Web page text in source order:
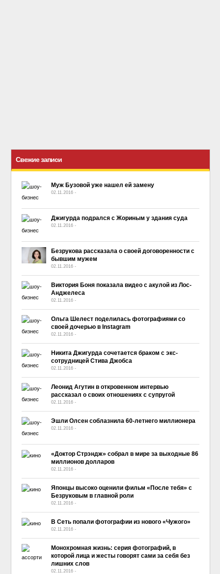
Свежие записи
Муж Бузовой уже нашел ей замену
02.11.2016 -
Джигурда подрался с Жориным у здания суда
02.11.2016 -
Безрукова рассказала о своей договоренности с
бывшим мужем
02.11.2016 -
Виктория Боня показала видео с акулой из Лос-
Анджелеса
02.11.2016 -
Ольга Шелест поделилась фотографиями со
своей дочерью в Instagram
02.11.2016 -
Никита Джигурда сочетается браком с экс-
сотрудницей Стива Джобса
02.11.2016 -
Леонид Агутин в откровенном интервью
рассказал о своих отношениях с супругой
02.11.2016 -
Эшли Олсен соблазнила 60-летнего миллионера
02.11.2016 -
«Доктор Стрэндж» собрал в мире за выходные 86
миллионов долларов
02.11.2016 -
Японцы высоко оценили фильм «После тебя» с
Безруковым в главной роли
02.11.2016 -
В Сеть попали фотографии из нового «Чужого»
02.11.2016 -
Монохромная жизнь: серия фотографий, в
которой лица и жесты говорят сами за себя без
лишних слов
02.11.2016 -